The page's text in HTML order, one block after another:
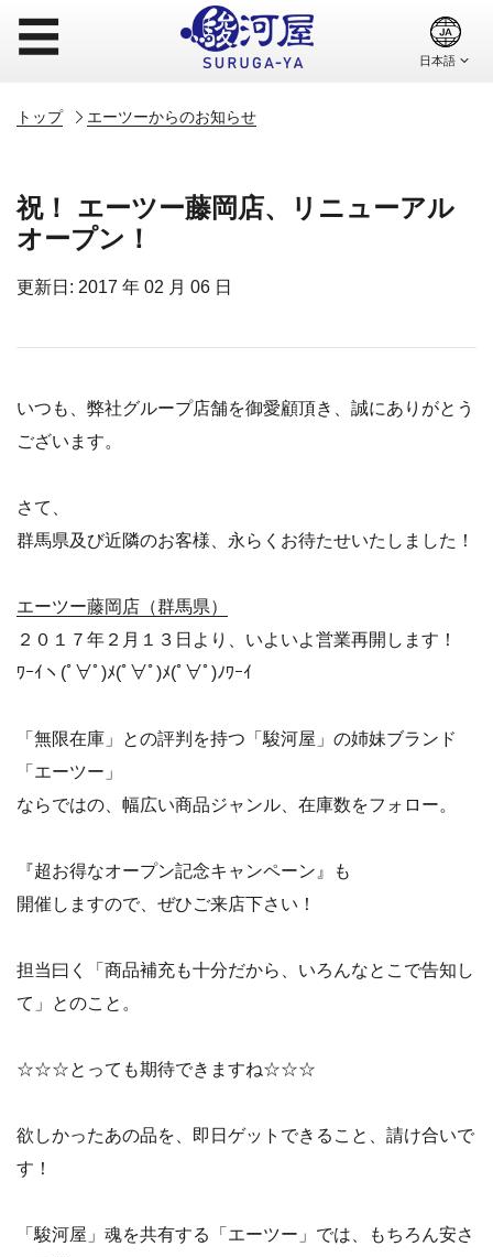
☰
トップ エーツーからのお知らせ
祝！ エーツー藤岡店、リニューアル
オープン！
更新日: 2017 年 02 月 06 日
いつも、弊社グループ店舗を御愛顧頂き、誠にありがとう
ございます。
さて、
群馬県及び近隣のお客様、永らくお待たせいたしました！
エーツー藤岡店（群馬県）
２０１７年２月１３日より、いよいよ営業再開します！
ﾜｰｲヽ(ﾟ∀ﾟ)ﾒ(ﾟ∀ﾟ)ﾒ(ﾟ∀ﾟ)ﾉﾜｰｲ
「無限在庫」との評判を持つ「駿河屋」の姉妹ブランド
「エーツー」
ならではの、幅広い商品ジャンル、在庫数をフォロー。
『超お得なオープン記念キャンペーン』も
開催しますので、ぜひご来店下さい！
担当曰く「商品補充も十分だから、いろんなとこで告知し
て」とのこと。
☆☆☆とっても期待できますね☆☆☆
欲しかったあの品を、即日ゲットできること、請け合いで
す！
「駿河屋」魂を共有する「エーツー」では、もちろん安さ